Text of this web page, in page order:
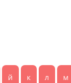
й к л м